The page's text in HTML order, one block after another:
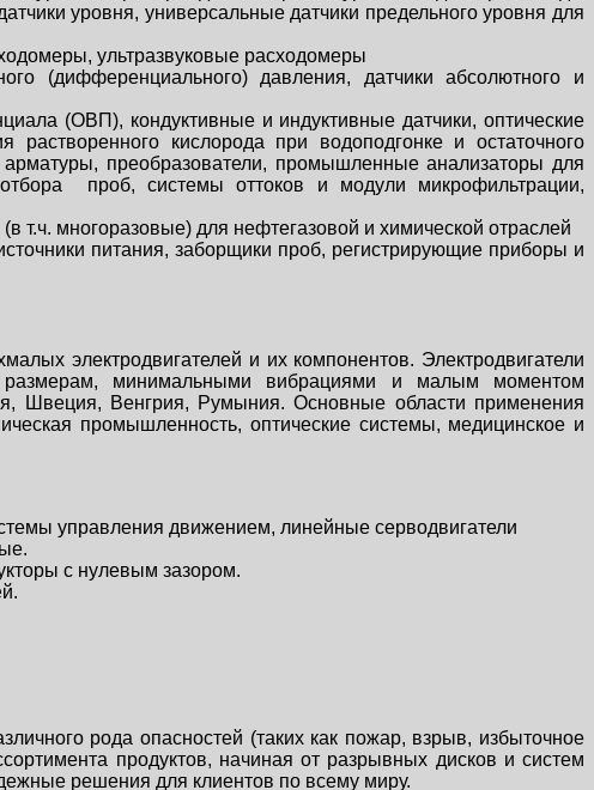
уровня, универсальные датчики предельного уровня для
ультразвуковые расходомеры
(дифференциального) давления, датчики абсолютного и
(ОВП), кондуктивные и индуктивные датчики, оптические
кислорода при водоподгонке и остаточного
преобразователи, промышленные анализаторы для
проб, системы оттоков и модули микрофильтрации,
т.ч. многоразовые) для нефтегазовой и химической отраслей
питания, заборщики проб, регистрирующие приборы и
электродвигателей и их компонентов. Электродвигатели
минимальными вибрациями и малым моментом
Швеция, Венгрия, Румыния. Основные области применения
промышленность, оптические системы, медицинское и
управления движением, линейные серводвигатели
с нулевым зазором.
рода опасностей (таких как пожар, взрыв, избыточное
продуктов, начиная от разрывных дисков и систем
решения для клиентов по всему миру.